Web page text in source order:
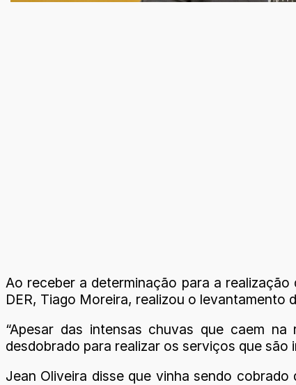
Ao receber a determinação para a
DER, Tiago Moreira, realizou o levantamento
“Apesar das intensas chuvas que caem
desdobrado para realizar os serviços que
Jean Oliveira disse que vinha sendo